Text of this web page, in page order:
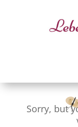
Sorry, but